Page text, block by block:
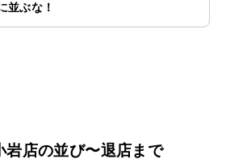
並ぶな！
岩店の並び〜退店まで